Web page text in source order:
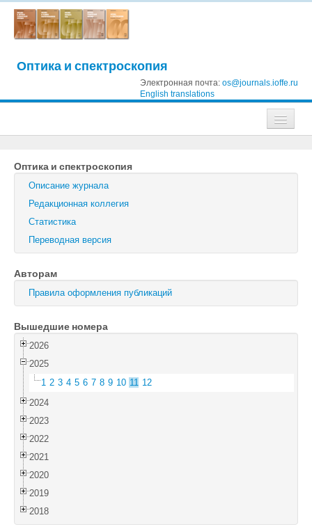
Оптика и спектроскопия
Электронная почта: os@journals.ioffe.ru
English translations
Журнал технической физики
Письма в Журнал технической физики
Физика твердого тела
Физика и техника полупроводников
Оптика и спектроскопия
Поиск
Войти
Оптика и спектроскопия
Описание журнала
Редакционная коллегия
Статистика
Переводная версия
Авторам
Правила оформления публикаций
Вышедшие номера
2026
2025
1 2 3 4 5 6 7 8 9 10 11 12
2024
2023
2022
2021
2020
2019
2018